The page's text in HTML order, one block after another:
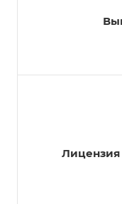
Лицензия